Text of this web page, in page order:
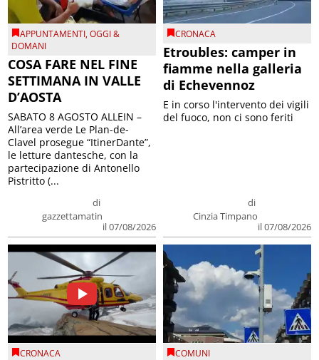
APPUNTAMENTI,OGGI &
DOMANI
COSA FARE NEL FINE
SETTIMANA IN VALLE
D’AOSTA
di
gazzettamatin
il 07/08/2026
SABATO 8 AGOSTO ALLEIN –
All’area verde Le Plan-de-
Clavel prosegue “ItinerDante”,
le letture dantesche, con la
partecipazione di Antonello
Pistritto (...
CRONACA
Etroubles: camper in
fiamme nella galleria
di Echevennoz
di
Cinzia Timpano
il 07/08/2026
E in corso l'intervento dei vigili
del fuoco, non ci sono feriti
CRONACA COMUNI